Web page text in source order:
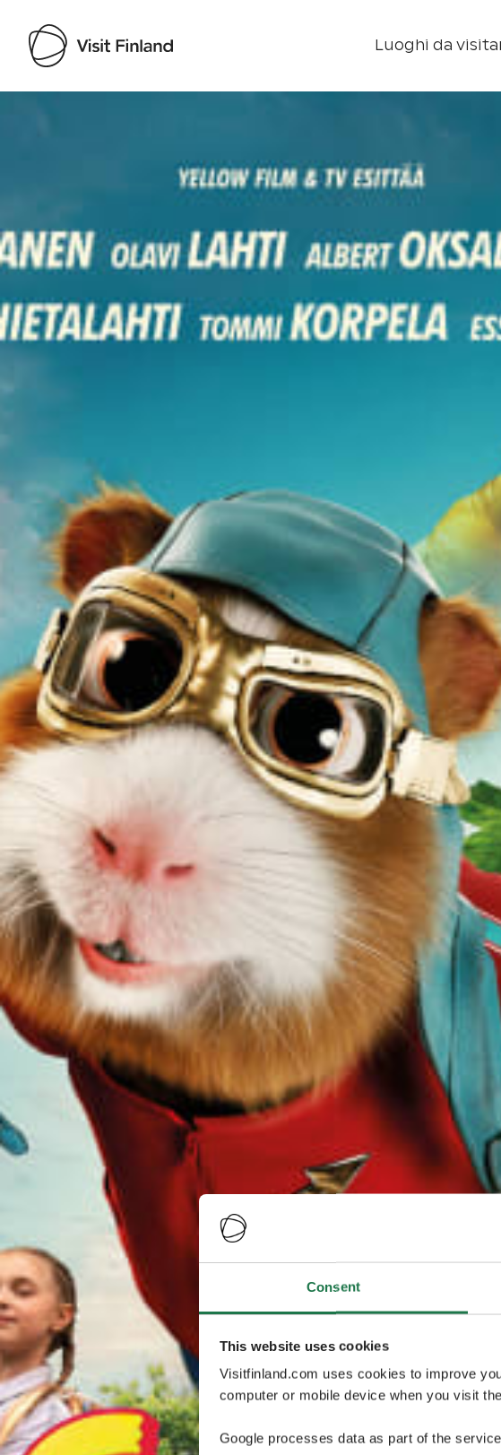
Consent
This website uses cookies
Visitfinland.com uses cookies to improve
computer or mobile device when you visit
Google processes data as part of the
Luoghi da
Visit Finland